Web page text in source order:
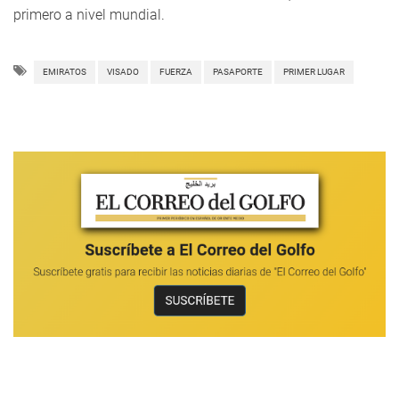
primero a nivel mundial.
EMIRATOS VISADO FUERZA PASAPORTE PRIMER LUGAR